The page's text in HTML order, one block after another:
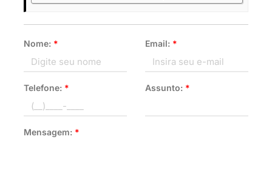
Nome: * Email: *
Telefone: * Assunto: *
Mensagem: *